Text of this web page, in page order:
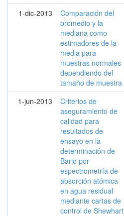
1-dic-2013
Comparación del
promedio y la
mediana como
estimadores de la
media para
muestras normales
dependiendo del
tamaño de muestra
1-jun-2013
Criterios de
aseguramiento de
calidad para
resultados de
ensayo en la
determinación de
Bario por
espectrometría de
absorción atómica
en agua residual
mediante cartas de
control de Shewhart